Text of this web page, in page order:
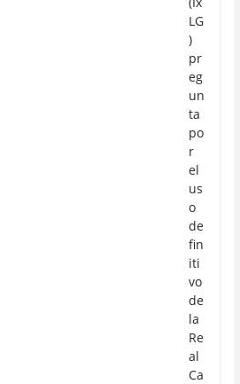
LG
)
pr
eg
un
ta
po
r
el
us
o
de
fin
iti
vo
de
la
Re
al
Ca